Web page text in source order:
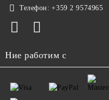
Телефон: +359 2 9574965
Ние работим с